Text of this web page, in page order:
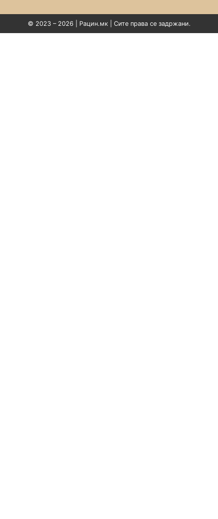
© 2023 – 2026 | Рацин.мк | Сите права се задржани.